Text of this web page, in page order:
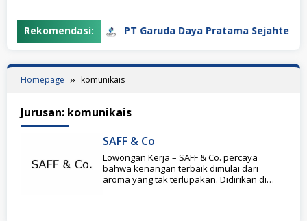
Rekomendasi: PT Garuda Daya Pratama Sejahtera
Homepage komunikais
Jurusan: komunikais
SAFF & Co
Lowongan Kerja – SAFF & Co. percaya
bahwa kenangan terbaik dimulai dari
aroma yang tak terlupakan. Didirikan di